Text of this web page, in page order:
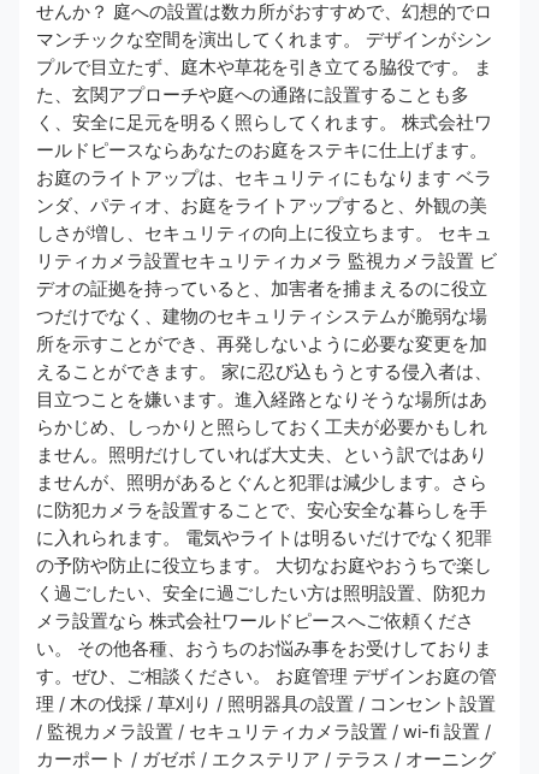
せんか？ 庭への設置は数カ所がおすすめで、幻想的でロ
マンチックな空間を演出してくれます。 デザインがシン
プルで目立たず、庭木や草花を引き立てる脇役です。 ま
た、玄関アプローチや庭への通路に設置することも多
く、安全に足元を明るく照らしてくれます。 株式会社ワ
ールドピースならあなたのお庭をステキに仕上げます。
お庭のライトアップは、セキュリティにもなります ベラ
ンダ、パティオ、お庭をライトアップすると、外観の美
しさが増し、セキュリティの向上に役立ちます。 セキュ
リティカメラ設置セキュリティカメラ 監視カメラ設置 ビ
デオの証拠を持っていると、加害者を捕まえるのに役立
つだけでなく、建物のセキュリティシステムが脆弱な場
所を示すことができ、再発しないように必要な変更を加
えることができます。 家に忍び込もうとする侵入者は、
目立つことを嫌います。進入経路となりそうな場所はあ
らかじめ、しっかりと照らしておく工夫が必要かもしれ
ません。照明だけしていれば大丈夫、という訳ではあり
ませんが、照明があるとぐんと犯罪は減少します。さら
に防犯カメラを設置することで、安心安全な暮らしを手
に入れられます。 電気やライトは明るいだけでなく犯罪
の予防や防止に役立ちます。 大切なお庭やおうちで楽し
く過ごしたい、安全に過ごしたい方は照明設置、防犯カ
メラ設置なら 株式会社ワールドピースへご依頼くださ
い。 その他各種、おうちのお悩み事をお受けしておりま
す。ぜひ、ご相談ください。 お庭管理 デザインお庭の管
理 / 木の伐採 / 草刈り / 照明器具の設置 / コンセント設置
/ 監視カメラ設置 / セキュリティカメラ設置 / wi-fi 設置 /
カーポート / ガゼボ / エクステリア / テラス / オーニング